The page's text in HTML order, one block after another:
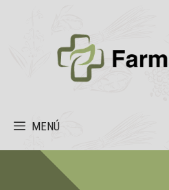
MENÚ